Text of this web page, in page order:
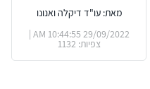
מאת: עו"ד דיקלה ואנונו
29/09/2022 10:44:55 AM |
צפיות: 1132